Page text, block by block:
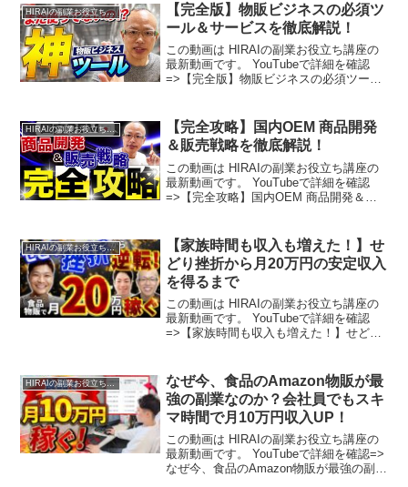
HIRAIの副業お役立ち講座
【完全版】物販ビジネスの必須ツ
ール＆サービスを徹底解説！
この動画は HIRAIの副業お役立ち講座の
最新動画です。 YouTubeで詳細を確認
=>【完全版】物販ビジネスの必須ツール
HIRAIの副業お役立ち講座
【完全攻略】国内OEM 商品開発
＆販売戦略を徹底解説！
この動画は HIRAIの副業お役立ち講座の
最新動画です。 YouTubeで詳細を確認
=>【完全攻略】国内OEM 商品開発＆販
HIRAIの副業お役立ち講座
【家族時間も収入も増えた！】せ
どり挫折から月20万円の安定収入
を得るまで
この動画は HIRAIの副業お役立ち講座の
最新動画です。 YouTubeで詳細を確認
=>【家族時間も収入も増えた！】せどり
HIRAIの副業お役立ち講座
なぜ今、食品のAmazon物販が最
強の副業なのか？会社員でもスキ
マ時間で月10万円収入UP！
この動画は HIRAIの副業お役立ち講座の
最新動画です。 YouTubeで詳細を確認=>
なぜ今、食品のAmazon物販が最強の副業